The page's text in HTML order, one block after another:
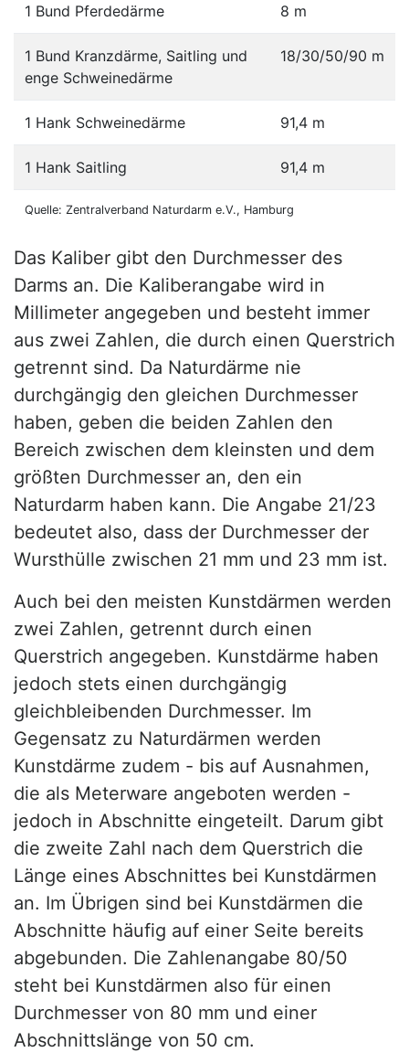
1 Bund Pferdedärme 8 m
1 Bund Kranzdärme, Saitling und
enge Schweinedärme
18/30/50/90 m
1 Hank Schweinedärme 91,4 m
1 Hank Saitling 91,4 m
Quelle: Zentralverband Naturdarm e.V., Hamburg
Das Kaliber gibt den Durchmesser des
Darms an. Die Kaliberangabe wird in
Millimeter angegeben und besteht immer
aus zwei Zahlen, die durch einen Querstrich
getrennt sind. Da Naturdärme nie
durchgängig den gleichen Durchmesser
haben, geben die beiden Zahlen den
Bereich zwischen dem kleinsten und dem
größten Durchmesser an, den ein
Naturdarm haben kann. Die Angabe 21/23
bedeutet also, dass der Durchmesser der
Wursthülle zwischen 21 mm und 23 mm ist.
Auch bei den meisten Kunstdärmen werden
zwei Zahlen, getrennt durch einen
Querstrich angegeben. Kunstdärme haben
jedoch stets einen durchgängig
gleichbleibenden Durchmesser. Im
Gegensatz zu Naturdärmen werden
Kunstdärme zudem - bis auf Ausnahmen,
die als Meterware angeboten werden -
jedoch in Abschnitte eingeteilt. Darum gibt
die zweite Zahl nach dem Querstrich die
Länge eines Abschnittes bei Kunstdärmen
an. Im Übrigen sind bei Kunstdärmen die
Abschnitte häufig auf einer Seite bereits
abgebunden. Die Zahlenangabe 80/50
steht bei Kunstdärmen also für einen
Durchmesser von 80 mm und einer
Abschnittslänge von 50 cm.